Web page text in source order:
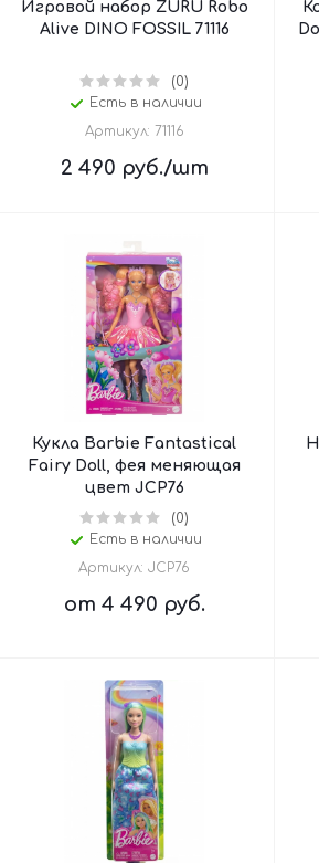
Игровой набор ZURU Robo
Alive DINO FOSSIL 71116
(0)
Есть в наличии
Артикул: 71116
2 490 руб./шт
Кукла Barbie Fantastical
Fairy Doll, фея меняющая
цвет JCP76
(0)
Есть в наличии
Артикул: JCP76
от 4 490 руб.